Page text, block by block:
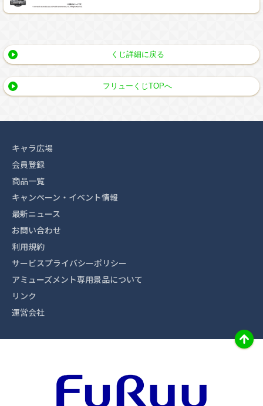
くじ詳細に戻る
フリューくじTOPへ
キャラ広場
会員登録
商品一覧
キャンペーン・イベント情報
最新ニュース
お問い合わせ
利用規約
サービスプライバシーポリシー
アミューズメント専用景品について
リンク
運営会社